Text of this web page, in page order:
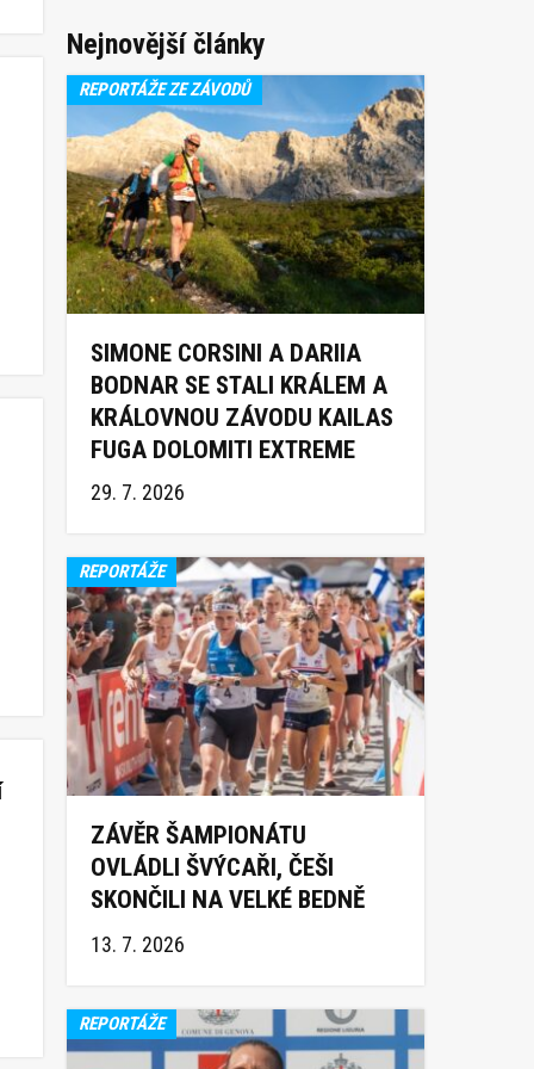
Nejnovější články
REPORTÁŽE ZE ZÁVODŮ
SIMONE CORSINI A DARIIA
BODNAR SE STALI KRÁLEM A
KRÁLOVNOU ZÁVODU KAILAS
FUGA DOLOMITI EXTREME
TRAIL 2026
29. 7. 2026
REPORTÁŽE
ZÁVĚR ŠAMPIONÁTU
OVLÁDLI ŠVÝCAŘI, ČEŠI
SKONČILI NA VELKÉ BEDNĚ
13. 7. 2026
REPORTÁŽE